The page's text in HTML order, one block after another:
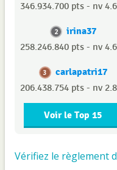
346.934.700 pts - nv
2 irina37
258.246.840 pts - nv
3 carlapatri17
206.438.754 pts - nv
Voir le Top 15
Vérifiez le règlement